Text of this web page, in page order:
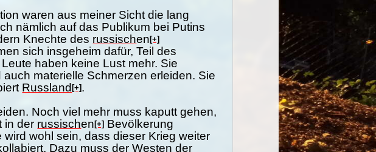
waren aus meiner Sicht die lang
nämlich auf das Publikum bei Putins
Knechte des russischen[+]
sich insgeheim dafür, Teil des
haben keine Lust mehr. Sie
materielle Schmerzen erleiden. Sie
Russland[+] .
Noch viel mehr muss kaputt gehen,
in der russischen[+] Bevölkerung
wohl sein, dass dieser Krieg weiter
Dazu muss der Westen der